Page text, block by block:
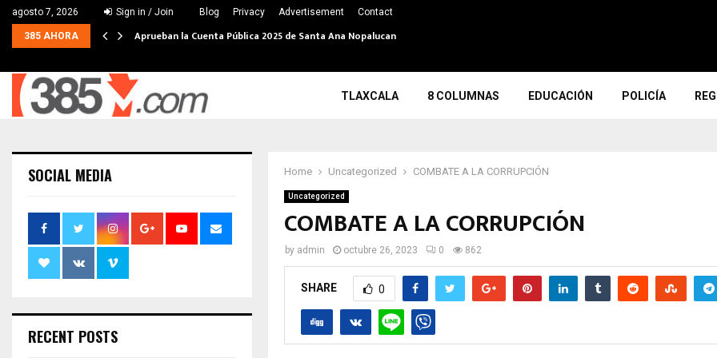
agosto 7, 2026 Sign in / Join Blog Privacy Advertisement Contact
385 AHORA Aprueban la Cuenta Pública 2025 de Santa Ana Nopalucan
TLAXCALA 8 COLUMNAS EDUCACIÓN POLICÍA
Home Uncategorized COMBATE A LA CORRUPCIÓN
Uncategorized
COMBATE A LA CORRUPCIÓN
by admin octubre 26, 2023 0 862
SHARE 0
SOCIAL MEDIA
RECENT POSTS